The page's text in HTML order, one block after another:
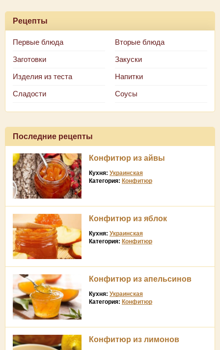
Рецепты
Первые блюда Вторые блюда
Заготовки Закуски
Изделия из теста Напитки
Сладости Соусы
Последние рецепты
Конфитюр из айвы
Кухня: Украинская
Категория: Конфитюр
Конфитюр из яблок
Кухня: Украинская
Категория: Конфитюр
Конфитюр из апельсинов
Кухня: Украинская
Категория: Конфитюр
Конфитюр из лимонов